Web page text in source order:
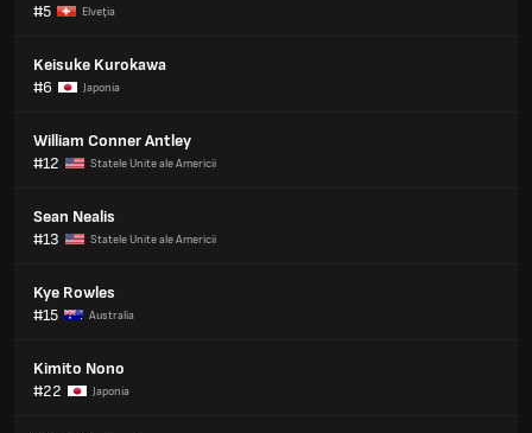
#5
Elveţia
Keisuke Kurokawa
#6
Japonia
William Conner Antley
#12
Statele Unite ale Americii
Sean Nealis
#13
Statele Unite ale Americii
Kye Rowles
#15
Australia
Kimito Nono
#22
Japonia